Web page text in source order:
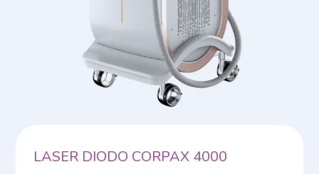
LASER DIODO CORPAX 4000